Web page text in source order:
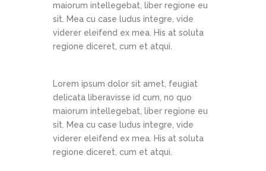
maiorum intellegebat, liber regione eu
sit. Mea cu case ludus integre, vide
viderer eleifend ex mea. His at soluta
regione diceret, cum et atqui.
Lorem ipsum dolor sit amet, feugiat
delicata liberavisse id cum, no quo
maiorum intellegebat, liber regione eu
sit. Mea cu case ludus integre, vide
viderer eleifend ex mea. His at soluta
regione diceret, cum et atqui.